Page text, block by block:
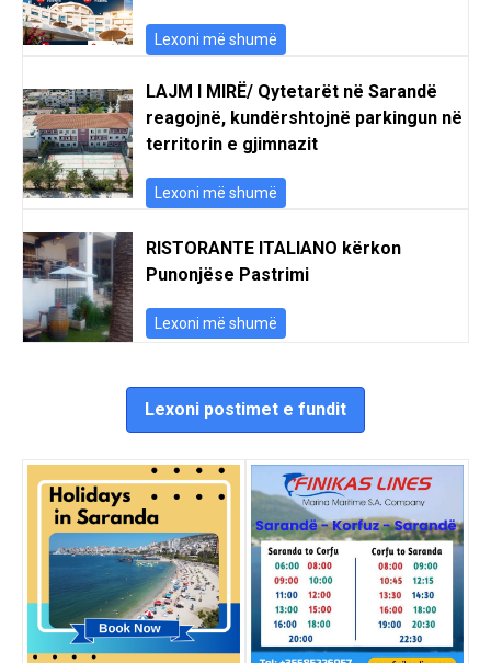
Lexoni më shumë
LAJM I MIRË/ Qytetarët në Sarandë
reagojnë, kundërshtojnë parkingun në
territorin e gjimnazit
Lexoni më shumë
RISTORANTE ITALIANO kërkon
Punonjëse Pastrimi
Lexoni më shumë
Lexoni postimet e fundit